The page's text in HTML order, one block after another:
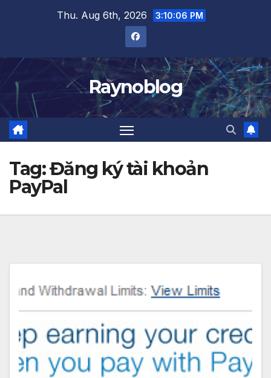
Thu. Aug 6th, 2026 3:10:06 PM
Raynoblog
Tag:Đăng ký tài khoản
PayPal